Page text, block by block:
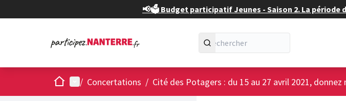
📢🗳️ Budget participatif Jeunes - Saison 2. La période
AccueilMenu principal
/ Concertations / Cité des Potagers : du 15 au 27 avril 2021,